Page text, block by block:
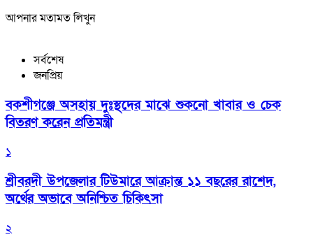
আপনার মতামত লিখুন
সর্বশেষ
জনপ্রিয়
বকশীগঞ্জে অসহায় দুঃস্থদের মাঝে শুকনো খাবার ও চেক
বিতরণ করেন প্রতিমন্ত্রী
১
শ্রীবরদী উপজেলার টিউমারে আক্রান্ত ১১ বছরের রাশেদ,
অর্থের অভাবে অনিশ্চিত চিকিৎসা
২